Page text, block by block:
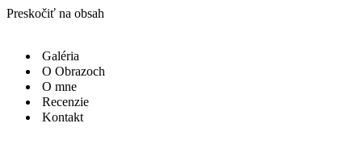
Preskočiť na obsah
Galéria
O Obrazoch
O mne
Recenzie
Kontakt